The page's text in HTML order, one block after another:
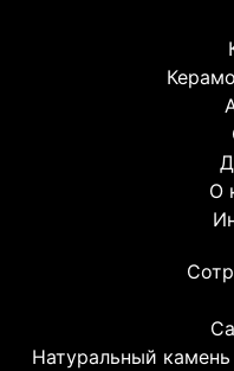
О
Натуральный